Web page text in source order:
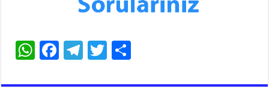
W
at
F
e
T
e
T
tt ar